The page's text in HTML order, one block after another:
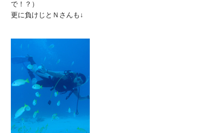
で！？）
更に負けじとＮさんも↓